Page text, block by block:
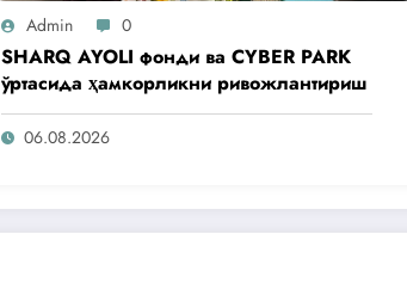
Admin 0
SHARQ AYOLI фонди ва CYBER PARK
ўртасида ҳамкорликни ривожлантириш
06.08.2026